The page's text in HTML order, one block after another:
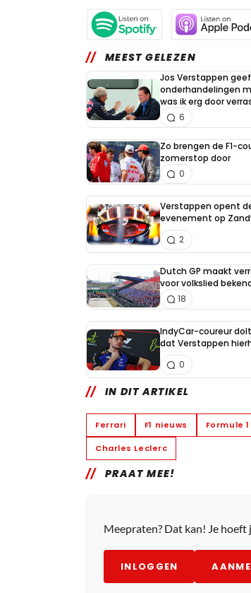
MEEST GELEZEN
Jos Verstappen
onderhandelingen
was ik erg door
6
Zo brengen de F1-
zomerstop door
0
Verstappen opent
evenement op
2
Dutch GP maakt
voor volkslied
18
IndyCar-coureur
dat Verstappen
0
IN DIT ARTIKEL
Ferrari F1 nieuws Formule 1
Charles Leclerc
PRAAT MEE!
Meepraten? Dat kan! Je hoeft
INLOGGEN